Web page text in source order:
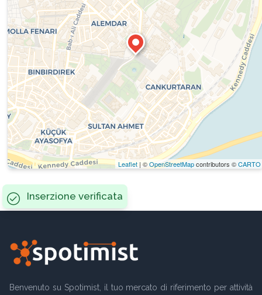
Leaflet | ©OpenStreetMapcontributors ©CARTO
Inserzione verificata
Benvenuto su Spotimist, il tuo mercato di riferimento per attività